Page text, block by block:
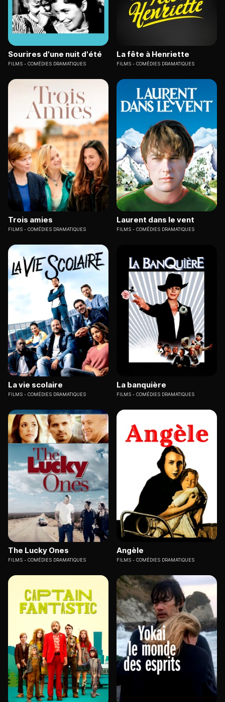
Sourires d'une nuit d'été
FILMS COMÉDIES DRAMATIQUES
La fête à Henriette
FILMS COMÉDIES DRAMATIQUES
Trois amies
FILMS COMÉDIES DRAMATIQUES
Laurent dans le vent
FILMS COMÉDIES DRAMATIQUES
La vie scolaire
FILMS COMÉDIES DRAMATIQUES
La banquière
FILMS COMÉDIES DRAMATIQUES
The Lucky Ones
FILMS COMÉDIES DRAMATIQUES
Angèle
FILMS COMÉDIES DRAMATIQUES